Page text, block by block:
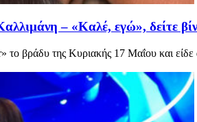
– «Καλέ, εγώ», δείτε
το βράδυ της Κυριακής 17 Μαΐου και είδε